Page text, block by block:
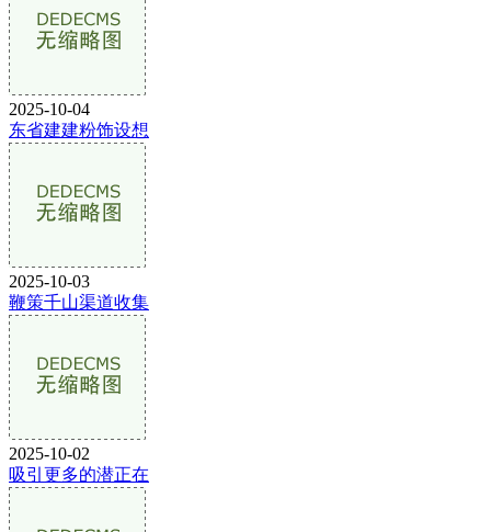
2025-10-04
东省建建粉饰设想
2025-10-03
鞭策千山渠道收集
2025-10-02
吸引更多的潜正在